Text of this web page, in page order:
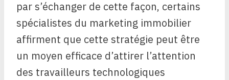
par s’échanger de cette façon, certains
spécialistes du marketing immobilier
affirment que cette stratégie peut être
un moyen efficace d’attirer l’attention
des travailleurs technologiques